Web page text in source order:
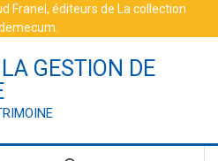
Franel , éditeurs de La collection
GESTION DE